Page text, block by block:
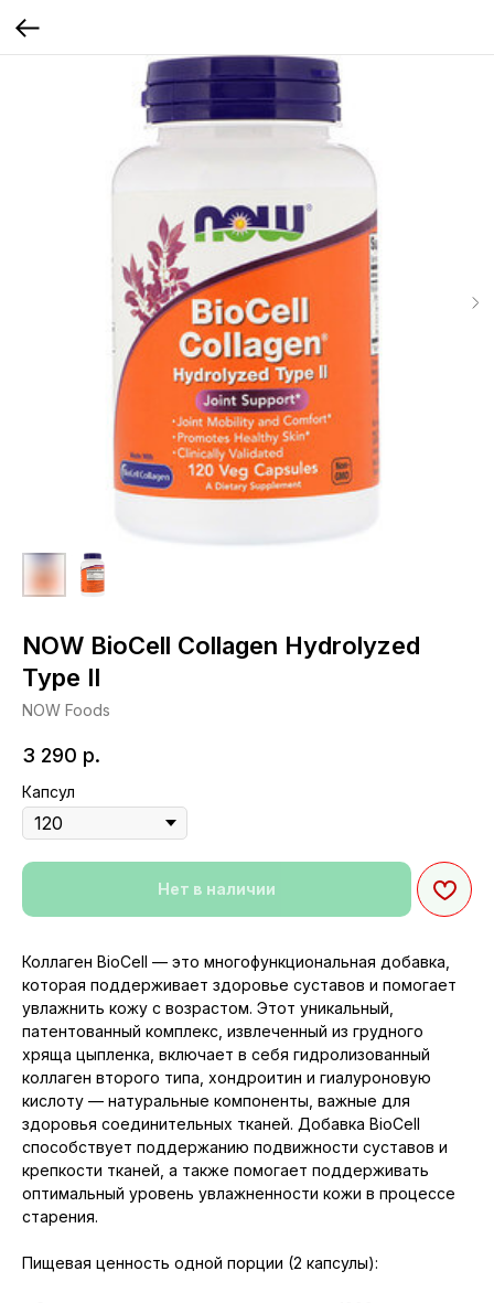
NOW BioCell Collagen Hydrolyzed
Type II
NOW Foods
3 290 р.
Капсул
Нет в наличии
Коллаген BioCell — это многофункциональная добавка,
которая поддерживает здоровье суставов и помогает
увлажнить кожу с возрастом. Этот уникальный,
патентованный комплекс, извлеченный из грудного
хряща цыпленка, включает в себя гидролизованный
коллаген второго типа, хондроитин и гиалуроновую
кислоту — натуральные компоненты, важные для
здоровья соединительных тканей. Добавка BioCell
способствует поддержанию подвижности суставов и
крепкости тканей, а также помогает поддерживать
оптимальный уровень увлажненности кожи в процессе
старения.
Пищевая ценность одной порции (2 капсулы):